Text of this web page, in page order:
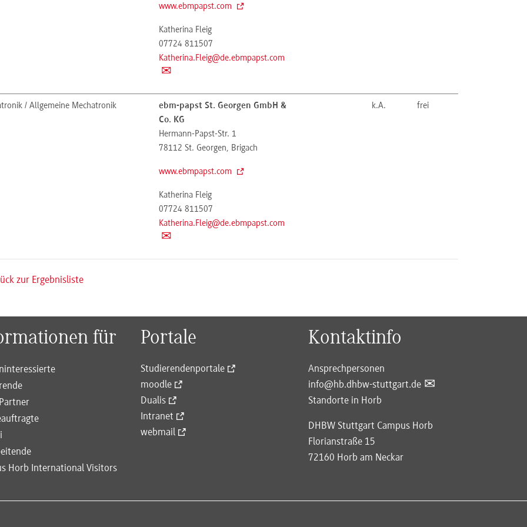
www.ebmpapst.com
Katherina Fleig
07724 811507
Katherina.Fleig@de.ebmpapst.com
/ Allgemeine Mechatronik
ebm-papst St. Georgen GmbH &
Co. KG
Hermann-Papst-Str. 1
78112 St. Georgen, Brigach
www.ebmpapst.com
Katherina Fleig
07724 811507
Katherina.Fleig@de.ebmpapst.com
k.A. frei
zur Ergebnisliste
für
Horb International Visitors
Portale
Studierendenportale
moodle
Dualis
Intranet
webmail
Kontaktinfo
Ansprechpersonen
info@hb.dhbw-stuttgart.de
Standorte in Horb
DHBW Stuttgart Campus Horb
Florianstraße 15
72160 Horb am Neckar